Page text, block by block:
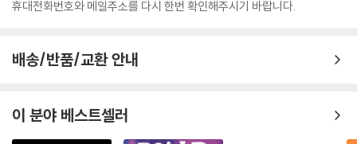
휴대전화번호와 메일주소를 다시 한번 확인해주시기 바랍니다.
배송/반품/교환 안내
이 분야 베스트셀러